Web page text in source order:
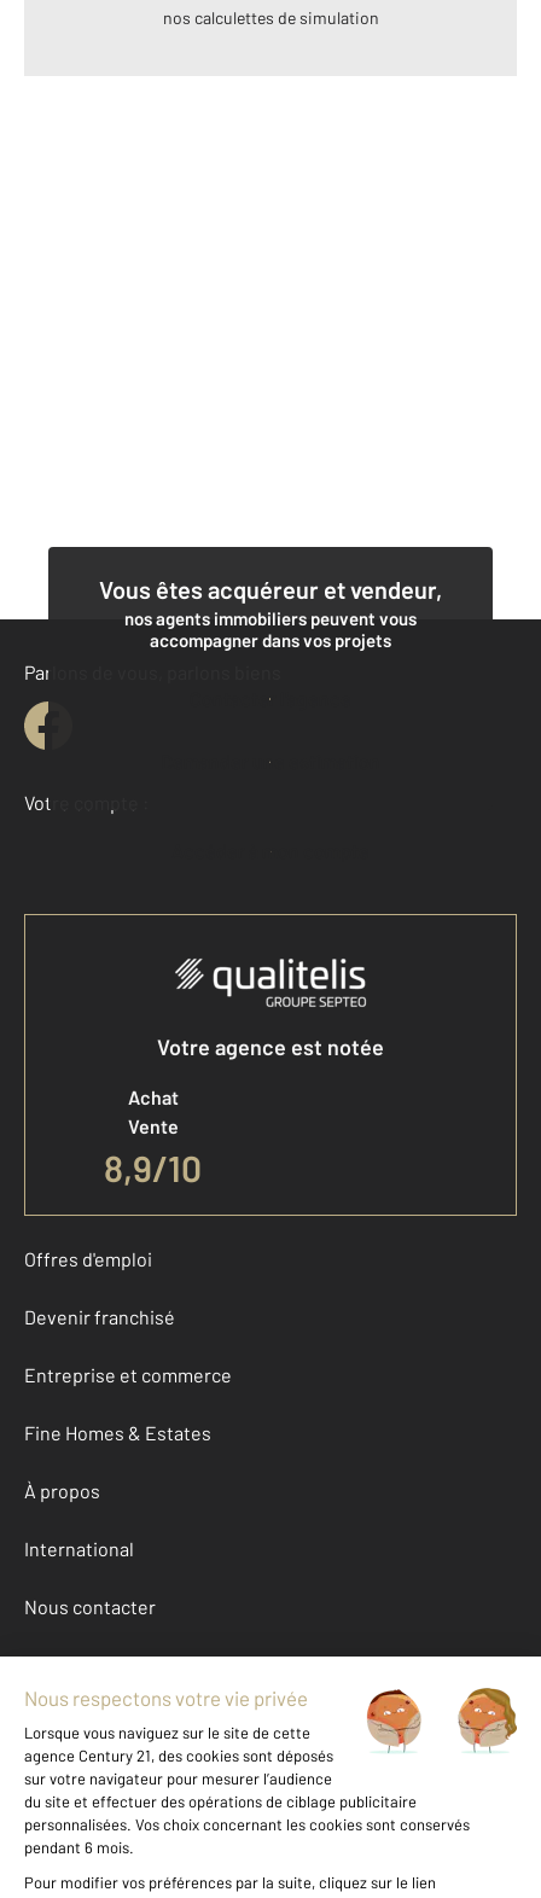
nos calculettes de simulation
Vous êtes acquéreur et vendeur,
nos agents immobiliers peuvent vous
accompagner dans vos projets
Contacter l'agence
Demander une estimation
Parlons de vous, parlons biens
Votre compte :
Accéder à mon compte
Votre agence est notée
Achat
Vente
8,9/10
Offres d'emploi
Devenir franchisé
Entreprise et commerce
Fine Homes & Estates
À propos
International
Nous contacter
Mentions légales & CGU et Barèmes d'honoraires
Données personnelles
Gestionnaire des cookies
Achat maison autour de GISORS (27140)